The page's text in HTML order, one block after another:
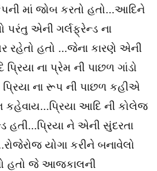
માં જોબ કરતો હતો...આદિને
પરંતુ એની ગર્લફ્રેન્ડ ના
રહેતો હતો ...જેના કારણે એની
ના પ્રેમ ની પાછળ ગાંડો
ના રૂપ ની પાછળ કહીએ
કહેવાય...પ્રિયા આદિ ની કોલેજ
હતી...પ્રિયા ને એની સુંદરતા
યોગા કરીને બનાવેલો
હતો જે આજકાલની